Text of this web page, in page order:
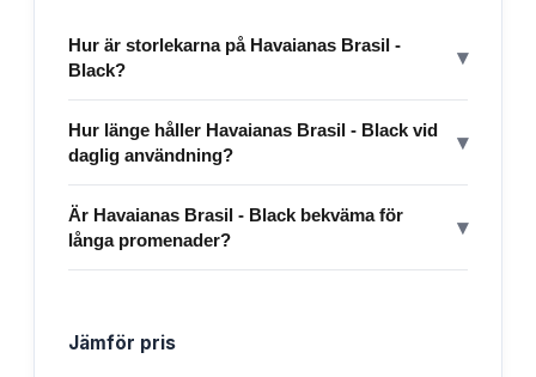
Hur är storlekarna på Havaianas Brasil -
Black?
▾
Hur länge håller Havaianas Brasil - Black vid
daglig användning?
▾
Är Havaianas Brasil - Black bekväma för
långa promenader?
▾
Jämför pris